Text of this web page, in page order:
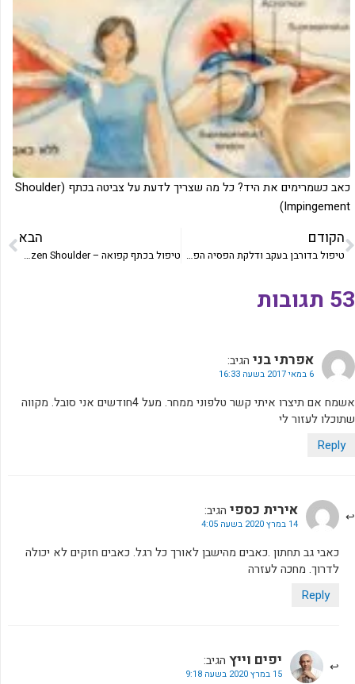
כאב כשמרימים את היד? כל מה שצריך לדעת על צביטה בכתף (Shoulder
Impingement)
הקודם
טיפול בדורבן בעקב ודלקת הפסיה הפלנטרית
הבא
טיפול בכתף קפואה – Frozen Shoulder
53 תגובות
אפרתי בני הגיב:
6 במאי 2017 בשעה 16:33
אשמח אם תיצרו איתי קשר טלפוני ממחר. מעל 4חודשים אני סובל. מקווה
שתוכלו לעזור לי
Reply
אירית כספי הגיב:
14 במרץ 2020 בשעה 4:05
כאבי גב תחתון .כאבים מהישבן לאורך כל רגל. כאבים חזקים לא יכולה
לדרוך. מחכה לעזרה
Reply
יפים וייץ הגיב:
15 במרץ 2020 בשעה 9:18